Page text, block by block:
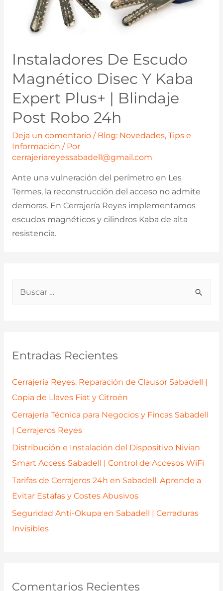
p
o
:
Entradas Recientes
Cerrajería Reyes: Reparación de Clausor Sabadell |
Copia de Llaves Fiat y Citroën
Cerrajería Técnica para Negocios y Fincas Sabadell
| Cerrajeros Reyes
Distribución e Instalación del Dispositivo Nivian
Smart Access Sabadell | Control de Accesos WiFi
Tarifas de Cerrajeros 24h en Sabadell. Aprende a
Evitar Estafas y Costes Abusivos
Seguridad Anti-Okupa en Sabadell | Cerraduras
Invisibles
Comentarios Recientes
Instaladores De Escudo
Magnético Disec Y Kaba
Expert Plus+ | Blindaje
Post Robo 24h
Deja un comentario / Blog: Novedades, Tips e
Información / Por
cerrajeriareyessabadell@gmail.com
Ante una vulneración del perímetro en Les
Termes, la reconstrucción del acceso no admite
demoras. En Cerrajería Reyes implementamos
escudos magnéticos y cilindros Kaba de alta
resistencia.